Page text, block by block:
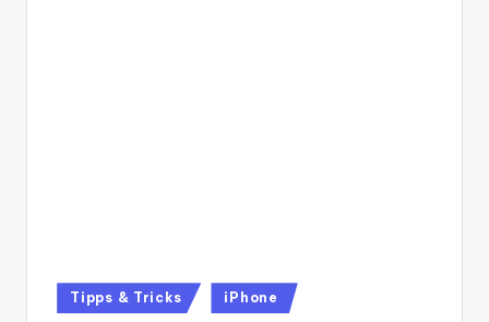
Posted
in
Tipps & Tricks iPhone